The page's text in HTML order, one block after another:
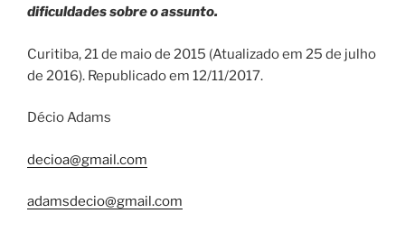
dificuldades sobre o assunto.
Curitiba, 21 de maio de 2015 (Atualizado em 25 de julho
de 2016). Republicado em 12/11/2017.
Décio Adams
decioa@gmail.com
adamsdecio@gmail.com